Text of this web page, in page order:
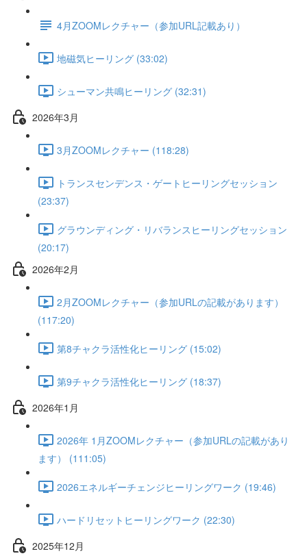
4月ZOOMレクチャー（参加URL記載あり）
地磁気ヒーリング (33:02)
シューマン共鳴ヒーリング (32:31)
2026年3月
3月ZOOMレクチャー (118:28)
トランスセンデンス・ゲートヒーリングセッション
(23:37)
グラウンディング・リバランスヒーリングセッション
(20:17)
2026年2月
2月ZOOMレクチャー（参加URLの記載があります）
(117:20)
第8チャクラ活性化ヒーリング (15:02)
第9チャクラ活性化ヒーリング (18:37)
2026年1月
2026年 1月ZOOMレクチャー（参加URLの記載があり
ます） (111:05)
2026エネルギーチェンジヒーリングワーク (19:46)
ハードリセットヒーリングワーク (22:30)
2025年12月